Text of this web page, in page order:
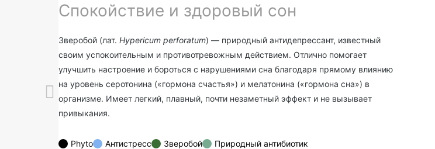
Спокойствие и здоровый сон
Зверобой (лат. Hypericum perforatum) — природный антидепрессант, известный
своим успокоительным и противотревожным действием. Отлично помогает
улучшить настроение и бороться с нарушениями сна благодаря прямому влиянию
на уровень серотонина («гормона счастья») и мелатонина («гормона сна») в
организме. Имеет легкий, плавный, почти незаметный эффект и не вызывает
привыкания.
Phyto Антистресс Зверобой
Природный антибиотик